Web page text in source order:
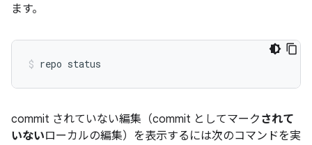
ます。
commit されていない編集（commit としてマーク されて
いないローカルの編集）を表示するには次のコマンドを実